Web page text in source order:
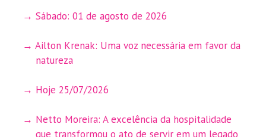
Sábado: 01 de agosto de 2026
Ailton Krenak: Uma voz necessária em favor da
natureza
Hoje 25/07/2026
Netto Moreira: A excelência da hospitalidade
que transformou o ato de servir em um legado